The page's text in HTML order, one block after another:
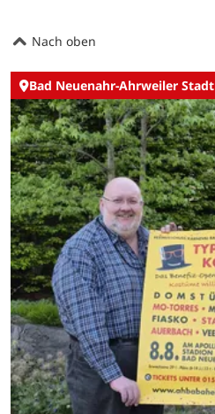
Nach oben
Bad Neuenahr-Ahrweiler Stadt